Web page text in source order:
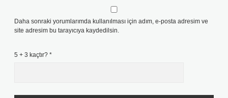
Daha sonraki yorumlarımda kullanılması için adım, e-posta adresim ve
site adresim bu tarayıcıya kaydedilsin.
5 + 3 kaçtır? *